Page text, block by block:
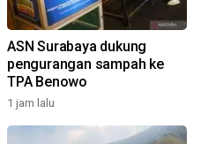
ASN Surabaya dukung
pengurangan sampah ke
TPA Benowo
1 jam lalu